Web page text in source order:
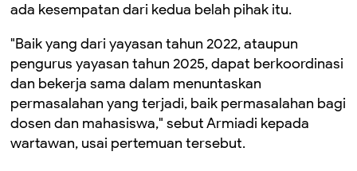
ada kesempatan dari kedua belah pihak itu.
"Baik yang dari yayasan tahun 2022, ataupun
pengurus yayasan tahun 2025, dapat berkoordinasi
dan bekerja sama dalam menuntaskan
permasalahan yang terjadi, baik permasalahan bagi
dosen dan mahasiswa," sebut Armiadi kepada
wartawan, usai pertemuan tersebut.